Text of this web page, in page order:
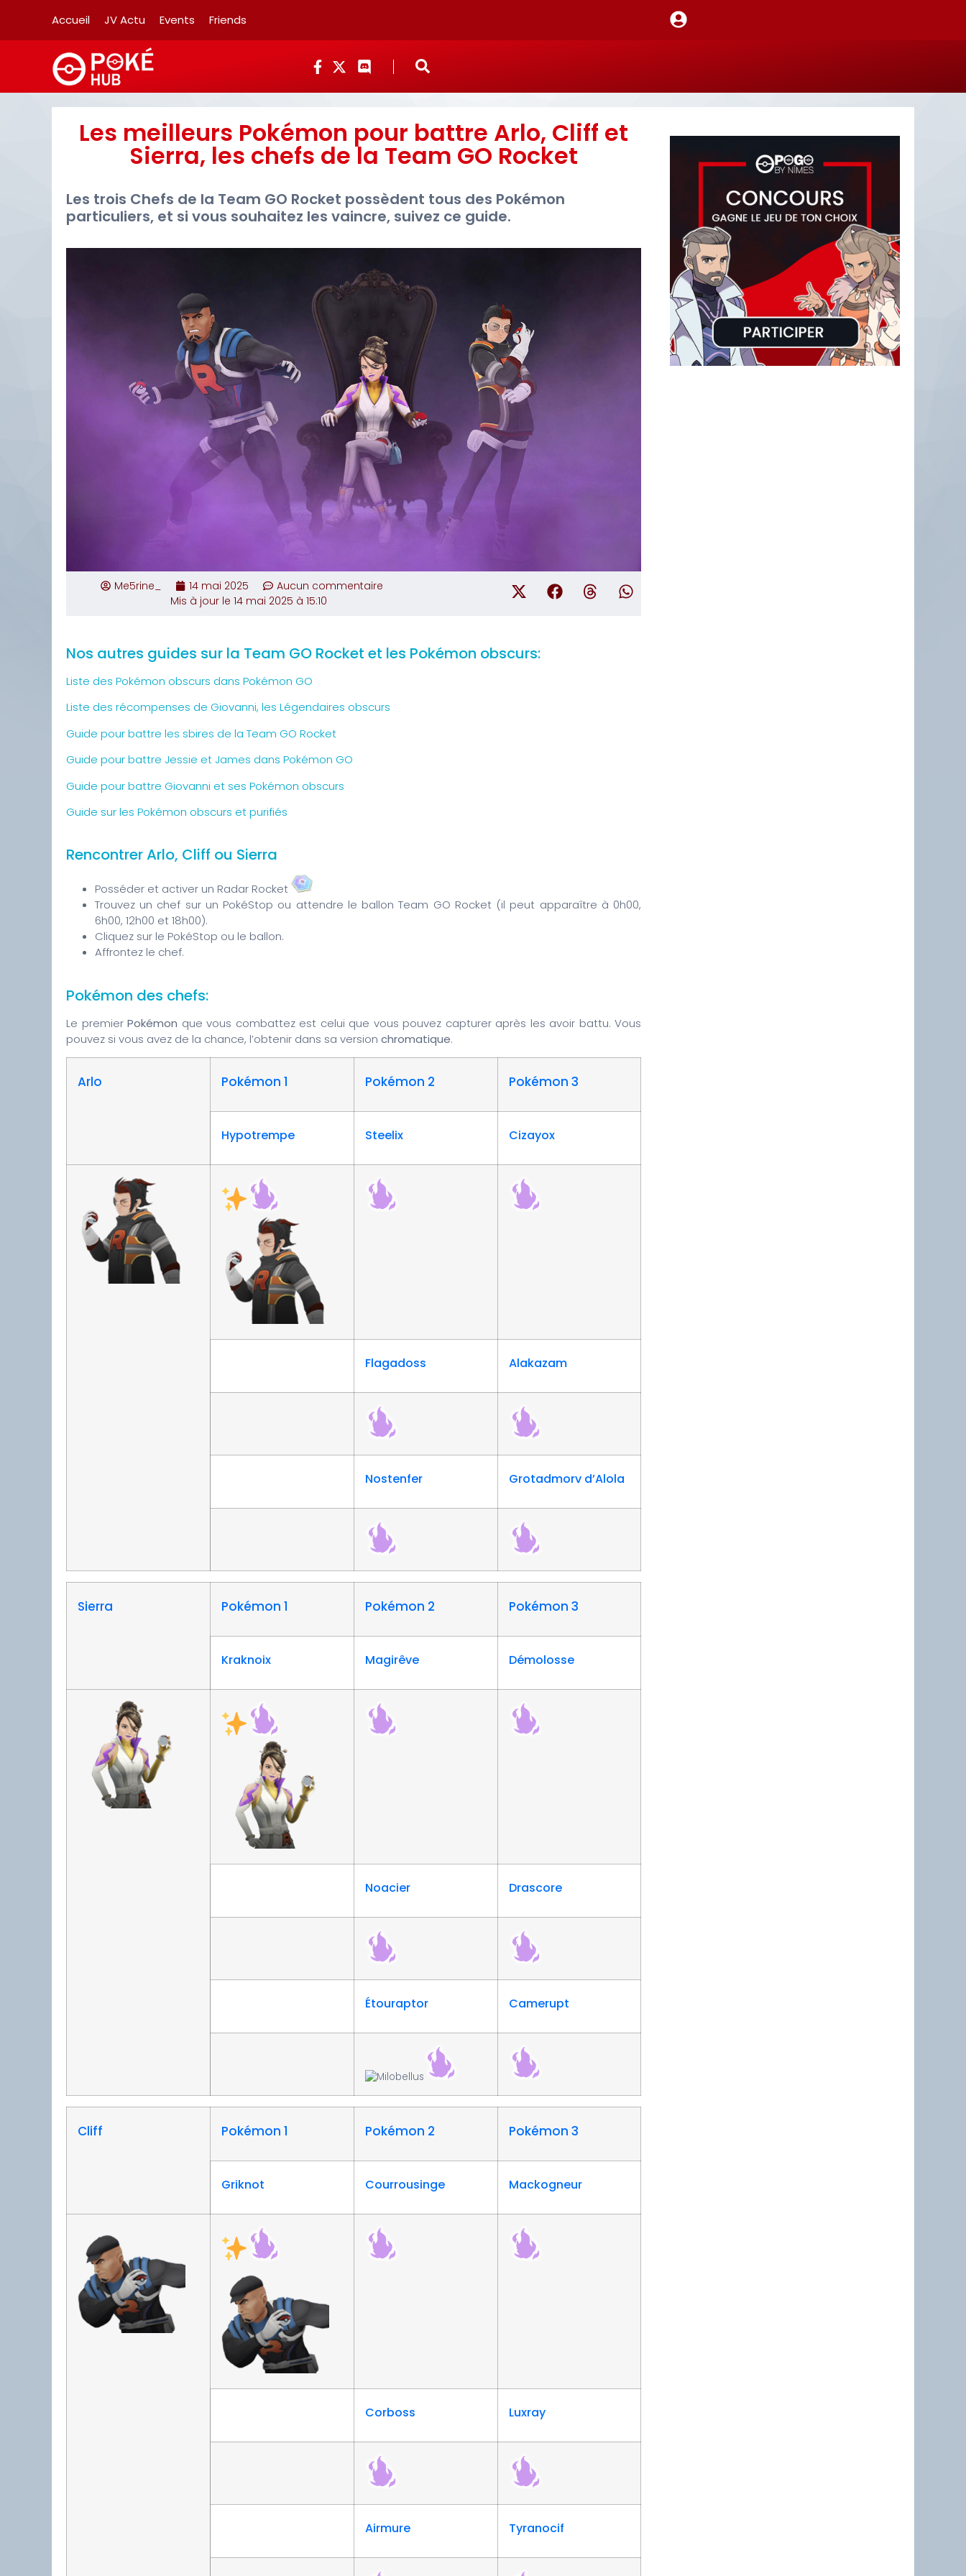
Accueil JV Actu Events Friends
Les meilleurs Pokémon pour battre Arlo, Cliff et
Sierra, les chefs de la Team GO Rocket
Les trois Chefs de la Team GO Rocket possèdent tous des Pokémon
particuliers, et si vous souhaitez les vaincre, suivez ce guide.
Me5rine_ 14 mai 2025
Aucun commentaire
Mis à jour le 14 mai 2025 à 15:10
Nos autres guides sur la Team GO Rocket et les Pokémon obscurs:
Liste des Pokémon obscurs dans Pokémon GO
Liste des récompenses de Giovanni, les Légendaires obscurs
Guide pour battre les sbires de la Team GO Rocket
Guide pour battre Jessie et James dans Pokémon GO
Guide pour battre Giovanni et ses Pokémon obscurs
Guide sur les Pokémon obscurs et purifiés
Rencontrer Arlo, Cliff ou Sierra
Posséder et activer un Radar Rocket
Trouvez un chef sur un PokéStop ou attendre le ballon Team GO Rocket (il peut apparaître à 0h00,
6h00, 12h00 et 18h00).
Cliquez sur le PokéStop ou le ballon.
Affrontez le chef.
Pokémon des chefs:
Le premier Pokémon que vous combattez est celui que vous pouvez capturer après les avoir battu. Vous
pouvez si vous avez de la chance, l’obtenir dans sa version chromatique.
Arlo Pokémon 1 Pokémon 2 Pokémon 3
Hypotrempe Steelix Cizayox
Flagadoss Alakazam
Nostenfer Grotadmorv d’Alola
Sierra Pokémon 1 Pokémon 2 Pokémon 3
Kraknoix Magirêve Démolosse
Noacier Drascore
Étouraptor Camerupt
Cliff Pokémon 1 Pokémon 2 Pokémon 3
Griknot Courrousinge Mackogneur
Corboss Luxray
Airmure Tyranocif